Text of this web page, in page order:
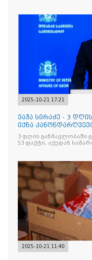
2025-10-21 17:21
ვაჟა სირაძე - 3
იქნა
3 დღის განმავლობაში
53 ფაქტი, აქედან
2025-10-21 11:40